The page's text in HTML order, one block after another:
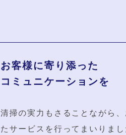
お客様に寄り添った
コミュニケーションを
清掃の実力もさることながら
たサービスを行ってまいりま